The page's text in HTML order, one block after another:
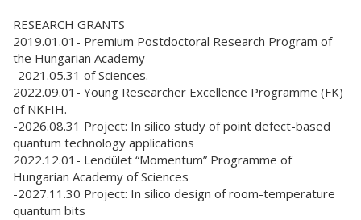
RESEARCH GRANTS
2019.01.01- Premium Postdoctoral Research Program of
the Hungarian Academy
-2021.05.31 of Sciences.
2022.09.01- Young Researcher Excellence Programme (FK)
of NKFIH.
-2026.08.31 Project: In silico study of point defect-based
quantum technology applications
2022.12.01- Lendület “Momentum” Programme of
Hungarian Academy of Sciences
-2027.11.30 Project: In silico design of room-temperature
quantum bits